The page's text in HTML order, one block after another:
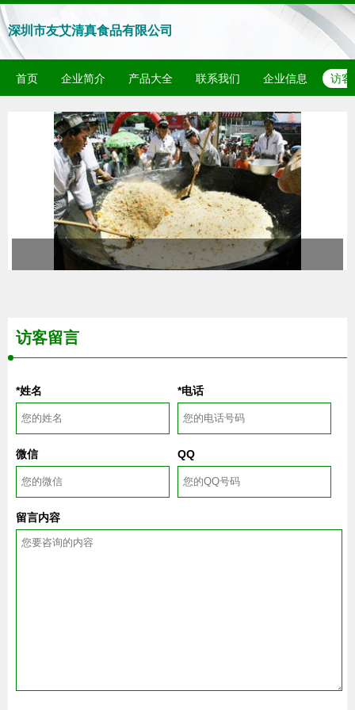
深圳市友艾清真食品有限公司
首页 企业简介 产品大全 联系我们 企业信息 访客
访客留言
*姓名 *电话
微信 QQ
留言内容